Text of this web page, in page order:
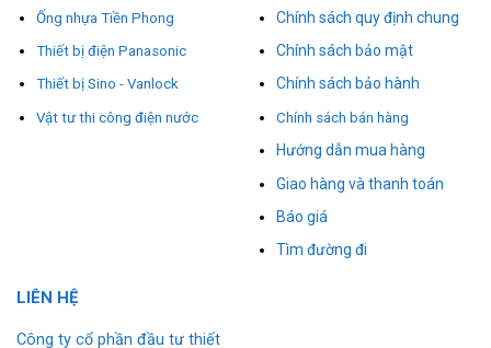
Ống nhựa Tiền Phong
Thiết bị điện Panasonic
Thiết bị Sino - Vanlock
Vật tư thi công điện nước
Chính sách quy định chung
Chính sách bảo mật
Chính sách bảo hành
Chính sách bán hàng
Hướng dẫn mua hàng
Giao hàng và thanh toán
Báo giá
Tìm đường đi
LIÊN HỆ
Công ty cổ phần đầu tư thiết